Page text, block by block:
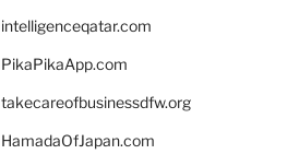
intelligenceqatar.com
PikaPikaApp.com
takecareofbusinessdfw.org
HamadaOfJapan.com